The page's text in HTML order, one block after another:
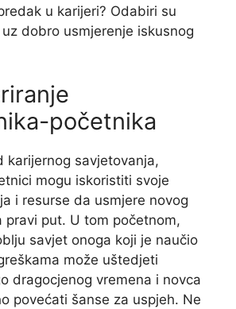
u karijeri? Odabiri su
dobro usmjerenje iskusnog
početnika
karijernog savjetovanja,
mogu iskoristiti svoje
i resurse da usmjere novog
pravi put. U tom početnom,
savjet onoga koji je naučio
može uštedjeti
dragocjenog vremena i novca
povećati šanse za uspjeh. Ne